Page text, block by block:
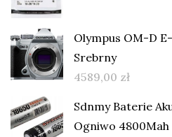
Olympus OM-D
Srebrny
4589,00 zł
Sdnmy Baterie
Ogniwo 4800Mah